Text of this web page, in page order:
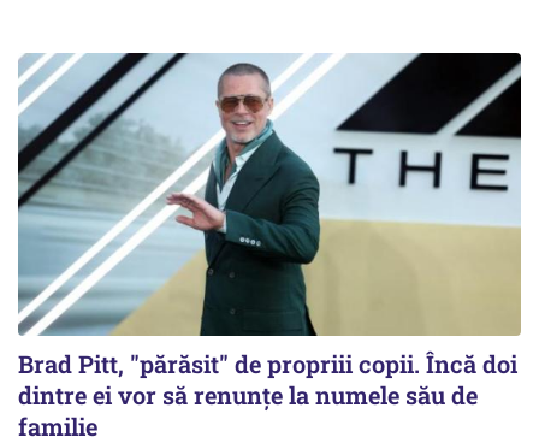
Brad Pitt, "părăsit" de propriii copii. Încă doi
dintre ei vor să renunțe la numele său de
familie